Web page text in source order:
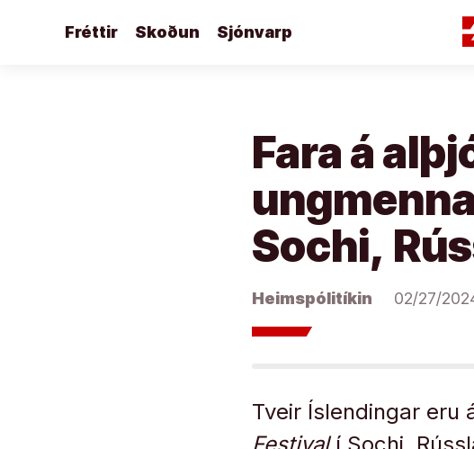
Fréttir Skoðun Sjónvarp
Fara á
Sochi,
Heimspólitíkin 02/27/
Tveir Íslendingar eru